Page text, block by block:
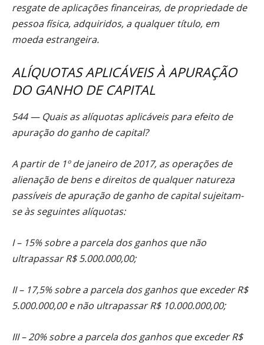
resgate de aplicações financeiras, de propriedade de
pessoa física, adquiridos, a qualquer título, em
moeda estrangeira.
ALÍQUOTAS APLICÁVEIS À APURAÇÃO
DO GANHO DE CAPITAL
544 — Quais as alíquotas aplicáveis para efeito de
apuração do ganho de capital?
A partir de 1º de janeiro de 2017, as operações de
alienação de bens e direitos de qualquer natureza
passíveis de apuração de ganho de capital sujeitam-
se às seguintes alíquotas:
I – 15% sobre a parcela dos ganhos que não
ultrapassar R$ 5.000.000,00;
II – 17,5% sobre a parcela dos ganhos que exceder R$
5.000.000,00 e não ultrapassar R$ 10.000.000,00;
III – 20% sobre a parcela dos ganhos que exceder R$